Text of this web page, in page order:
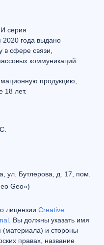
серия
года выдано
в сфере связи,
коммуникаций.
продукцию,
18 лет.
ул. Бутлерова, д. 17, пом.
Geo»)
лицензии Creative
. Вы должны указать имя
(материала) и стороны
правах, название